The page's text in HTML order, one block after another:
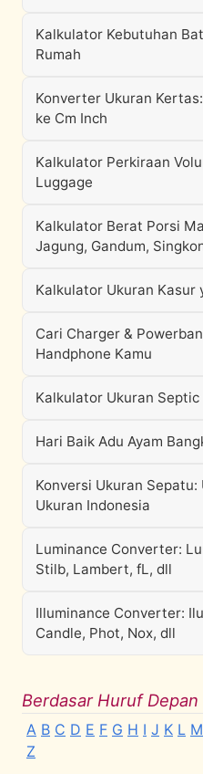
Kalkulator Kebutuhan
Rumah
Konverter Ukuran
ke Cm Inch
Kalkulator Perkiraan
Luggage
Kalkulator Berat Porsi
Jagung, Gandum,
Kalkulator Ukuran Kasur
Cari Charger &
Handphone Kamu
Kalkulator Ukuran Septic
Hari Baik Adu Ayam
Konversi Ukuran Sepatu:
Ukuran Indonesia
Luminance Converter:
Stilb, Lambert, fL, dll
Illuminance Converter:
Candle, Phot, Nox, dll
Berdasar Huruf Depan
A B C D E F G H I J K L M
Z